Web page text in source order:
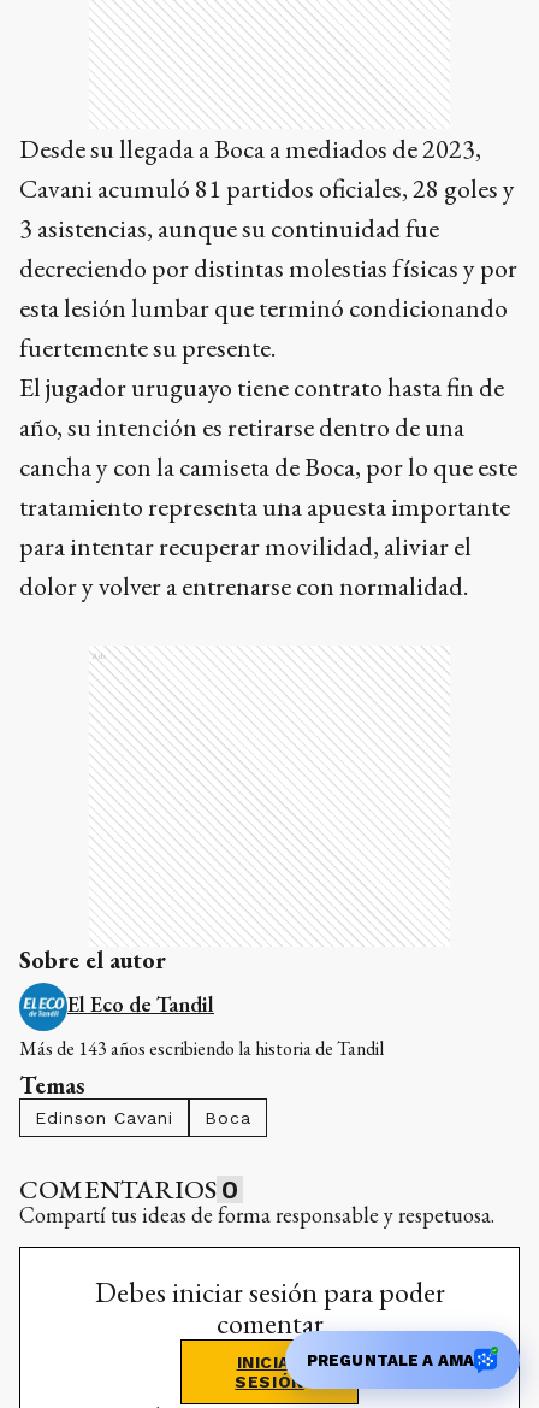
Desde su llegada a Boca a mediados de 2023,
Cavani acumuló 81 partidos oficiales, 28 goles y
3 asistencias, aunque su continuidad fue
decreciendo por distintas molestias físicas y por
esta lesión lumbar que terminó condicionando
fuertemente su presente.
El jugador uruguayo tiene contrato hasta fin de
año, su intención es retirarse dentro de una
cancha y con la camiseta de Boca, por lo que este
tratamiento representa una apuesta importante
para intentar recuperar movilidad, aliviar el
dolor y volver a entrenarse con normalidad.
Ads
Sobre el autor
El Eco de Tandil
Más de 143 años escribiendo la historia de Tandil
Temas
Edinson Cavani Boca
COMENTARIOS 0
Compartí tus ideas de forma responsable y respetuosa.
Debes iniciar sesión para poder
comentar
INICIAR
SESIÓN
PREGUNTALE A AMA